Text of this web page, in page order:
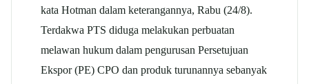
kata Hotman dalam keterangannya, Rabu (24/8).
Terdakwa PTS diduga melakukan perbuatan
melawan hukum dalam pengurusan Persetujuan
Ekspor (PE) CPO dan produk turunannya sebanyak